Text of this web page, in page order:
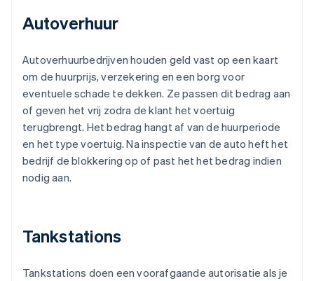
Autoverhuur
Autoverhuurbedrijven houden geld vast op een kaart
om de huurprijs, verzekering en een borg voor
eventuele schade te dekken. Ze passen dit bedrag aan
of geven het vrij zodra de klant het voertuig
terugbrengt. Het bedrag hangt af van de huurperiode
en het type voertuig. Na inspectie van de auto heft het
bedrijf de blokkering op of past het het bedrag indien
nodig aan.
Tankstations
Tankstations doen een voorafgaande autorisatie als je